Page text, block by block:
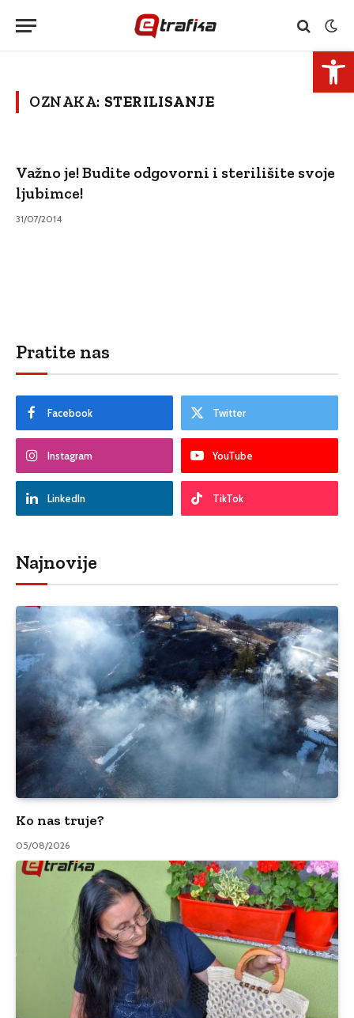
OZNAKA: STERILISANJE
Važno je! Budite odgovorni i sterilišite svoje
ljubimce!
31/07/2014
Pratite nas
Facebook Twitter
Instagram YouTube
LinkedIn TikTok
Najnovije
Ko nas truje?
05/08/2026